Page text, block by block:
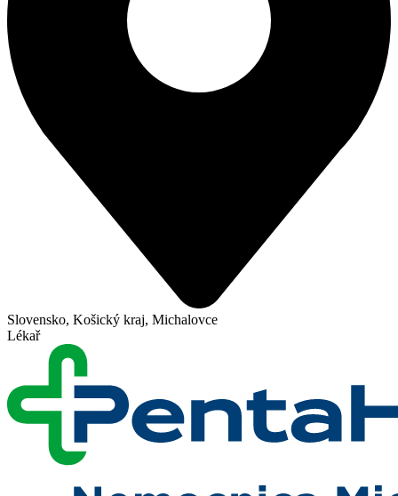
Slovensko, Košický kraj, Michalovce
Lékař